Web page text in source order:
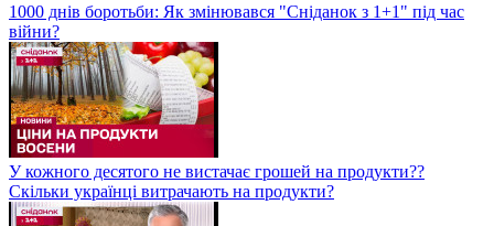
1000 днів боротьби: Як змінювався "Сніданок з 1+1" під час
війни?
У кожного десятого не вистачає грошей на продукти??
Скільки українці витрачають на продукти?